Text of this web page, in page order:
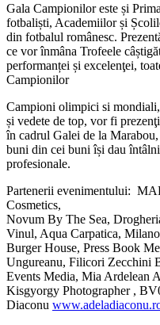
Gala Campionilor este și
fotbaliști, Academiilor și
din fotbalul românesc.
ce vor înmâna Trofeele
performanței și excelenţei,
Campionilor
Campioni olimpici si
și vedete de top, vor fi
în cadrul Galei de la
buni din cei buni își dau
profesionale.
Partenerii evenimentului:
Cosmetics,
Novum By The Sea,
Vinul, Aqua Carpatica,
Burger House, Press Book
Ungureanu, Filicori Zecchini
Events Media, Mia Ardelean
Kisgyorgy Photographer ,
Diaconu